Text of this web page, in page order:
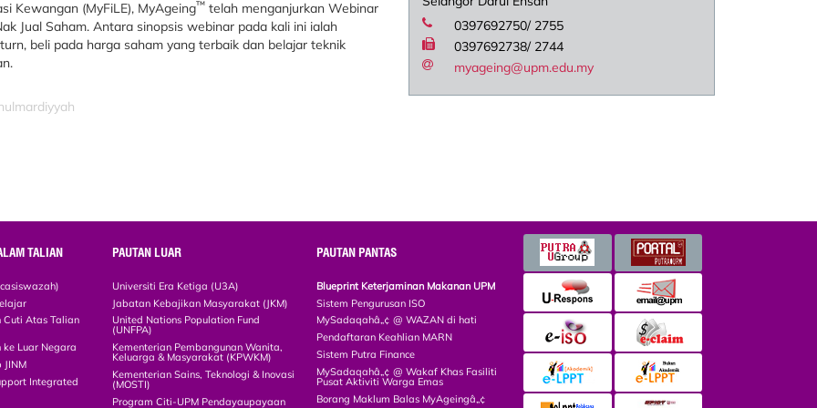
Kewangan (MyFiLE), MyAgeing™ telah menganjurkan Webinar
Jual Saham. Antara sinopsis webinar pada kali ini ialah
beli pada harga saham yang terbaik dan belajar teknik
0397692750/ 2755
0397692738/ 2744
myageing@upm.edu.my
TALIAN
Cuti Atas Talian
ke Luar Negara
JINM
Integrated
PAUTAN LUAR
Universiti Era Ketiga (U3A)
Jabatan Kebajikan Masyarakat (JKM)
United Nations Population Fund
(UNFPA)
Kementerian Pembangunan Wanita,
Keluarga & Masyarakat (KPWKM)
Kementerian Sains, Teknologi & Inovasi
(MOSTI)
Program Citi-UPM Pendayaupayaan
PAUTAN PANTAS
Blueprint Keterjaminan Makanan UPM
Sistem Pengurusan ISO
MySadaqahâ„¢ @ WAZAN di hati
Pendaftaran Keahlian MARN
Sistem Putra Finance
MySadaqahâ„¢ @ Wakaf Khas Fasiliti
Pusat Aktiviti Warga Emas
Borang Maklum Balas MyAgeingâ„¢